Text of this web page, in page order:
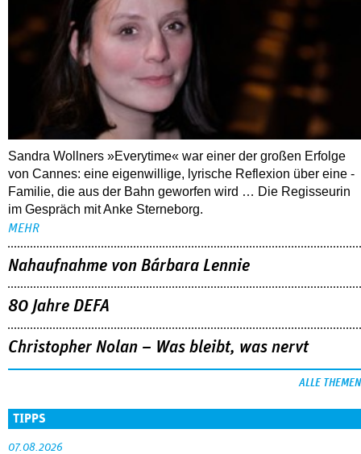
Sandra Wollners »Everytime« war einer der großen Erfolge
von Cannes: eine eigenwillige, lyrische Reflexion über eine ­
Familie, die aus der Bahn geworfen wird … Die Regisseurin
im Gespräch mit Anke Sterneborg.
MEHR
Nahaufnahme von Bárbara Lennie
80 Jahre DEFA
Christopher Nolan – Was bleibt, was nervt
ALLE THEMEN
TIPPS
07.08.2026